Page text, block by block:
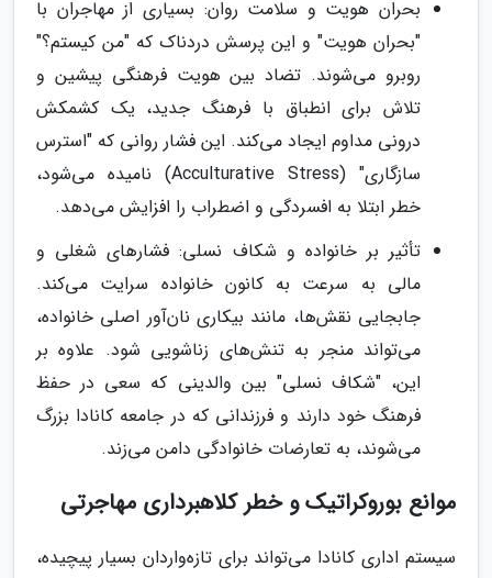
بحران هویت و سلامت روان: بسیاری از مهاجران با
"بحران هویت" و این پرسش دردناک که "من کیستم؟"
روبرو می‌شوند. تضاد بین هویت فرهنگی پیشین و
تلاش برای انطباق با فرهنگ جدید، یک کشمکش
درونی مداوم ایجاد می‌کند. این فشار روانی که "استرس
سازگاری" (Acculturative Stress) نامیده می‌شود،
خطر ابتلا به افسردگی و اضطراب را افزایش می‌دهد.
تأثیر بر خانواده و شکاف نسلی: فشارهای شغلی و
مالی به سرعت به کانون خانواده سرایت می‌کند.
جابجایی نقش‌ها، مانند بیکاری نان‌آور اصلی خانواده،
می‌تواند منجر به تنش‌های زناشویی شود. علاوه بر
این، "شکاف نسلی" بین والدینی که سعی در حفظ
فرهنگ خود دارند و فرزندانی که در جامعه کانادا بزرگ
می‌شوند، به تعارضات خانوادگی دامن می‌زند.
موانع بوروکراتیک و خطر کلاهبرداری مهاجرتی
سیستم اداری کانادا می‌تواند برای تازه‌واردان بسیار پیچیده،